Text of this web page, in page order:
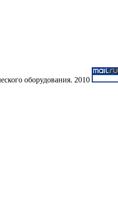
оборудования. 2010